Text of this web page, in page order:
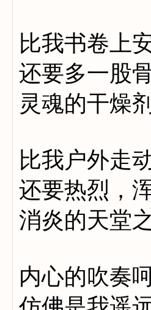
比我书卷上
还要多一股
灵魂的干燥
比我户外走
还要热烈，
消炎的天堂
内心的吹奏